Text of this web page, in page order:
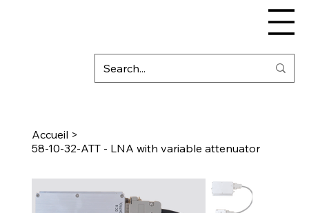
Accueil >
58-10-32-ATT - LNA with variable attenuator